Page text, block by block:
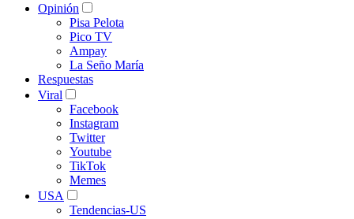
Opinión
Pisa Pelota
Pico TV
Ampay
La Seño María
Respuestas
Viral
Facebook
Instagram
Twitter
Youtube
TikTok
Memes
USA
Tendencias-US